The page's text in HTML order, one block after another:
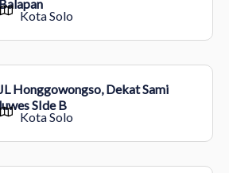
Balapan
Kota Solo
Honggowongso, Dekat Sami
luwes SIde B
Kota Solo